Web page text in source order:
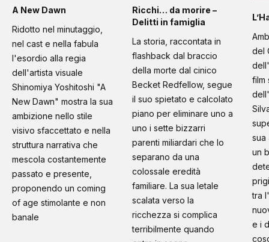
A New Dawn
Ridotto nel minutaggio,
nel cast e nella fabula
l'esordio alla regia
dell'artista visuale
Shinomiya Yoshitoshi "A
New Dawn" mostra la sua
ambizione nello stile
visivo sfaccettato e nella
struttura narrativa che
mescola costantemente
passato e presente,
proponendo un coming
of age stimolante e non
banale
Ricchi… da morire –
Delitti in famiglia
La storia, raccontata in
flashback dal braccio
della morte dal cinico
Becket Redfellow, segue
il suo spietato e calcolato
piano per eliminare uno a
uno i sette bizzarri
parenti miliardari che lo
separano da una
colossale eredità
familiare. La sua letale
scalata verso la
ricchezza si complica
terribilmente quando
del
film
sua
un
tra
e i